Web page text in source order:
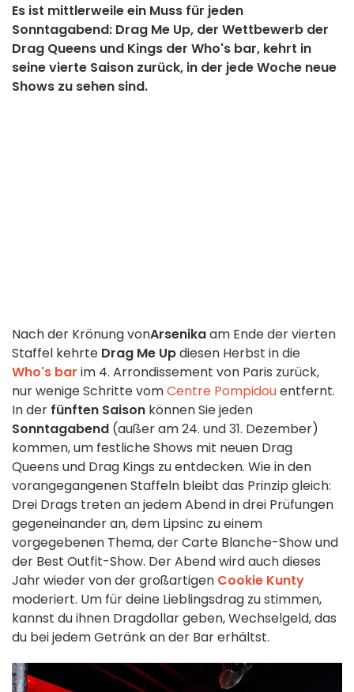
Es ist mittlerweile ein Muss für jeden
Sonntagabend: Drag Me Up, der Wettbewerb der
Drag Queens und Kings der Who's bar, kehrt in
seine vierte Saison zurück, in der jede Woche neue
Shows zu sehen sind.
Nach der Krönung vonArsenikaam Ende der vierten
Staffel kehrte Drag Me Updiesen Herbst in die
Who's bar im 4. Arrondissement von Paris zurück,
nur wenige Schritte vomCentre Pompidouentfernt.
In der fünften Saison können Sie jeden
Sonntagabend (außer am 24. und 31. Dezember)
kommen, um festliche Shows mit neuen Drag
Queens und Drag Kings zu entdecken. Wie in den
vorangegangenen Staffeln bleibt das Prinzip gleich:
Drei Drags treten an jedem Abend in drei Prüfungen
gegeneinander an, dem Lipsinc zu einem
vorgegebenen Thema, der Carte Blanche-Show und
der Best Outfit-Show. Der Abend wird auch dieses
Jahr wieder von der großartigen Cookie Kunty
moderiert. Um für deine Lieblingsdrag zu stimmen,
kannst du ihnen Dragdollar geben, Wechselgeld, das
du bei jedem Getränk an der Bar erhältst.